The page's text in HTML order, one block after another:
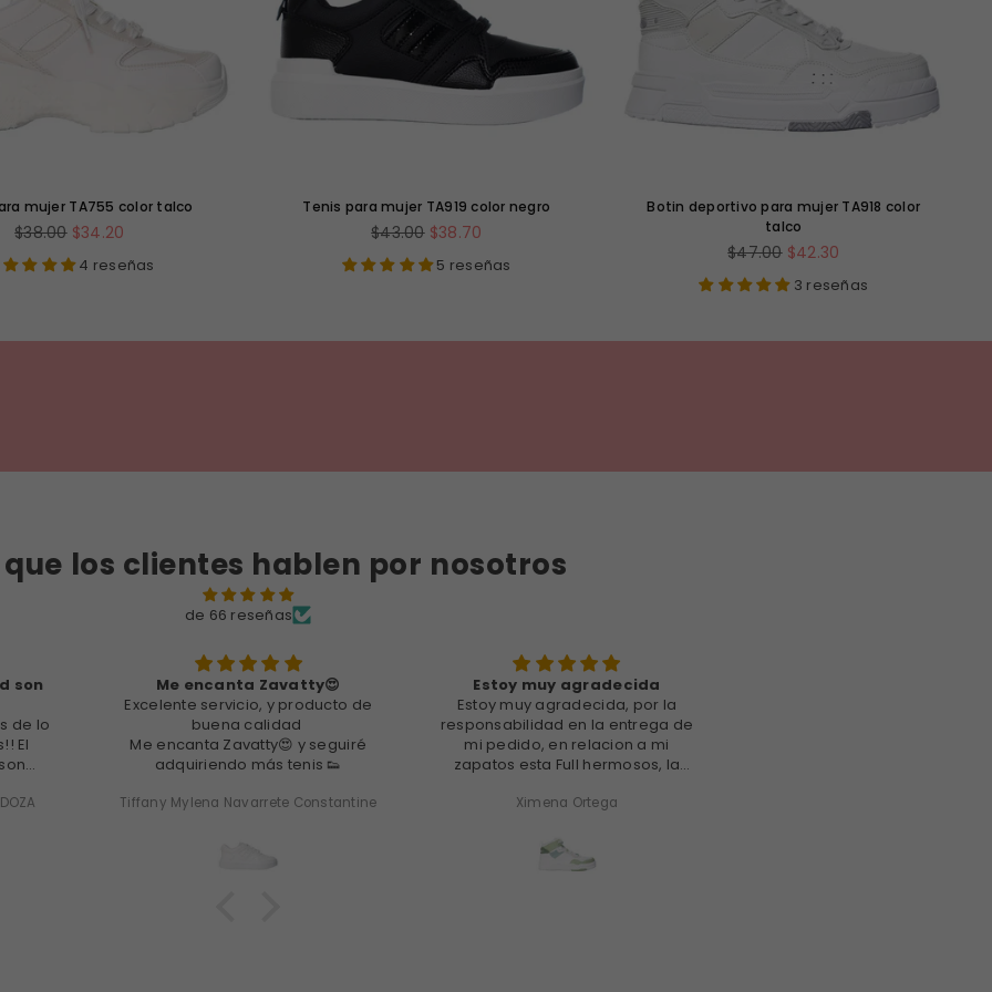
mujer TA755 color talco
Precio
$38.00 $34.20
4 reseñas
Tenis para mujer TA919 color negro
Precio
$43.00 $38.70
5 reseñas
Botin deportivo para mujer TA918 color
talco
Precio
$47.00 $42.30
3 reseñas
que los clientes hablen por nosotros
de 66 reseñas
son
de lo
El
el
Me encanta Zavatty😍
Excelente servicio, y producto de
buena calidad
Me encanta Zavatty😍 y seguiré
adquiriendo más tenis 👟
Tiffany Mylena Navarrete Constantine
Estoy muy agradecida
Estoy muy agradecida, por la
responsabilidad en la entrega de
mi pedido, en relacion a mi
zapatos esta Full hermosos, la
Ximena Ortega